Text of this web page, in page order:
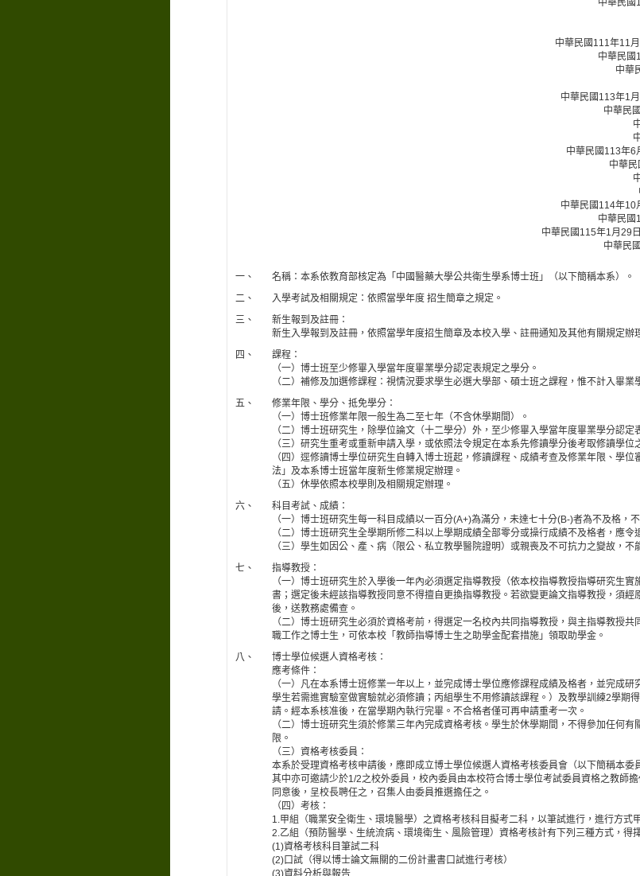
中華民國
中華民國111年11
中華民國
中華
中華民國113年1
中華民
中華民國113年6
中華
中華民國114年10
中華民國
中華民國115年1月29
中華民
一、
名稱：本系依教育部核定為「中國醫藥大學公共衛生學系博士班」（以下簡稱本系）。
二、
入學考試及相關規定：依照當學年度 招生簡章之規定。
三、
新生報到及註冊：
新生入學報到及註冊，依照當學年度招生簡章及本校入學、註冊通知及其他有關規定辦
四、
課程：
（一）博士班至少修畢入學當年度畢業學分認定表規定之學分。
（二）補修及加選修課程：視情況要求學生必選大學部、碩士班之課程，惟不計入畢業
五、
修業年限、學分、抵免學分：
（一）博士班修業年限一般生為二至七年（不含休學期間）。
（二）博士班研究生，除學位論文（十二學分）外，至少修畢入學當年度畢業學分認定
（三）研究生重考或重新申請入學，或依照法令規定在本系先修讀學分後考取修讀學
（四）逕修讀博士學位研究生自轉入博士班起，修讀課程、成績考查及修業年限、學
法」及本系博士班當年度新生修業規定辦理。
（五）休學依照本校學則及相關規定辦理。
六、
科目考試、成績：
（一）博士班研究生每一科目成績以一百分(A+)為滿分，未達七十分(B-)者為不及格，
（二）博士班研究生全學期所修二科以上學期成績全部零分或操行成績不及格者，應令
（三）學生如因公、產、病（限公、私立教學醫院證明）或親喪及不可抗力之變故，不
七、
指導教授：
（一）博士班研究生於入學後一年內必須選定指導教授（依本校指導教授指導研究生
書；選定後未經該指導教授同意不得擅自更換指導教授。若欲變更論文指導教授，須
後，送教務處備查。
（二）博士班研究生必須於資格考前，得選定一名校內共同指導教授，與主指導教授
職工作之博士生，可依本校「教師指導博士生之助學金配套措施」領取助學金。
八、
博士學位候選人資格考核：
應考條件：
（一）凡在本系博士班修業一年以上，並完成博士學位應修課程成績及格者，並完成
學生若需進實驗室做實驗就必須修讀；丙組學生不用修讀該課程。）及教學訓練2學期
請。經本系核准後，在當學期內執行完畢。不合格者僅可再申請重考一次。
（二）博士班研究生須於修業三年內完成資格考核。學生於休學期間，不得參加任何
限。
（三）資格考核委員：
本系於受理資格考核申請後，應即成立博士學位候選人資格考核委員會（以下簡稱本委
其中亦可邀請少於1/2之校外委員，校內委員由本校符合博士學位考試委員資格之教師
同意後，呈校長聘任之，召集人由委員推選擔任之。
（四）考核：
1.甲組（職業安全衛生、環境醫學）之資格考核科目擬考二科，以筆試進行，進行方式
2.乙組（預防醫學、生統流病、環境衛生、風險管理）資格考核計有下列三種方式，得
(1)資格考核科目筆試二科
(2)口試（得以博士論文無關的二份計畫書口試進行考核）
(3)資料分析與報告